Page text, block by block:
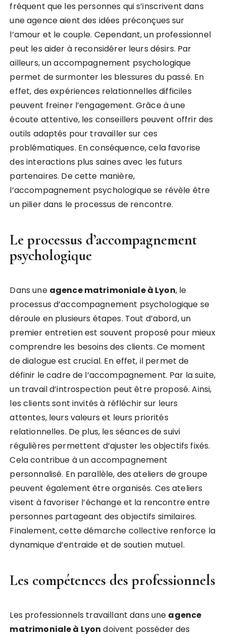
fréquent que les personnes qui s’inscrivent dans
une agence aient des idées préconçues sur
l’amour et le couple. Cependant, un professionnel
peut les aider à reconsidérer leurs désirs. Par
ailleurs, un accompagnement psychologique
permet de surmonter les blessures du passé. En
effet, des expériences relationnelles difficiles
peuvent freiner l’engagement. Grâce à une
écoute attentive, les conseillers peuvent offrir des
outils adaptés pour travailler sur ces
problématiques. En conséquence, cela favorise
des interactions plus saines avec les futurs
partenaires. De cette manière,
l’accompagnement psychologique se révèle être
un pilier dans le processus de rencontre.
Le processus d’accompagnement
psychologique
Dans une agence matrimoniale à Lyon, le
processus d’accompagnement psychologique se
déroule en plusieurs étapes. Tout d’abord, un
premier entretien est souvent proposé pour mieux
comprendre les besoins des clients. Ce moment
de dialogue est crucial. En effet, il permet de
définir le cadre de l’accompagnement. Par la suite,
un travail d’introspection peut être proposé. Ainsi,
les clients sont invités à réfléchir sur leurs
attentes, leurs valeurs et leurs priorités
relationnelles. De plus, les séances de suivi
régulières permettent d’ajuster les objectifs fixés.
Cela contribue à un accompagnement
personnalisé. En parallèle, des ateliers de groupe
peuvent également être organisés. Ces ateliers
visent à favoriser l’échange et la rencontre entre
personnes partageant des objectifs similaires.
Finalement, cette démarche collective renforce la
dynamique d’entraide et de soutien mutuel.
Les compétences des professionnels
Les professionnels travaillant dans une agence
matrimoniale à Lyon doivent posséder des